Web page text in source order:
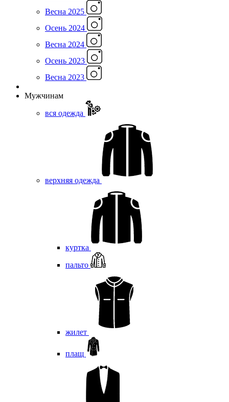
Весна 2025
Осень 2024
Весна 2024
Осень 2023
Весна 2023
Мужчинам
вся одежда
верхняя одежда
куртка
пальто
жилет
плащ